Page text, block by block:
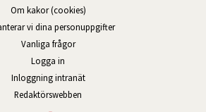
Om kakor (cookies)
vi dina personuppgifter
Vanliga frågor
Logga in
Inloggning intranätÖppnas i nytt fönster.
Redaktörswebben